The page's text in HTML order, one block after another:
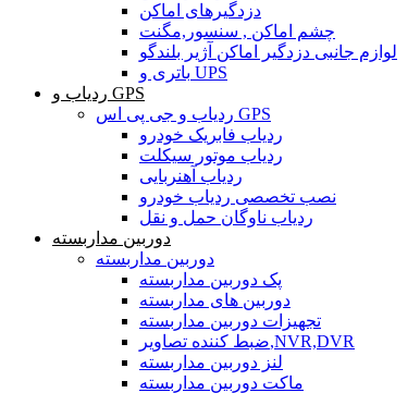
دزدگیرهای اماکن
چشم اماکن , سنسور,مگنت
لوازم جانبی دزدگیر اماکن آژیر بلندگو
باتری و UPS
ردیاب و GPS
ردیاب و جی پی اس GPS
ردیاب فابریک خودرو
ردیاب موتور سیکلت
ردیاب آهنربایی
نصب تخصصی ردیاب خودرو
ردیاب ناوگان حمل و نقل
دوربین مداربسته
دوربین مداربسته
پک دوربین مداربسته
دوربین های مداربسته
تجهیزات دوربین مداربسته
ضبط کننده تصاویر,NVR,DVR
لنز دوربین مداربسته
ماکت دوربین مداربسته